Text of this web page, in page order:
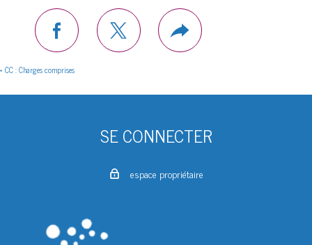
facebooktwitter Plus
de
* CC : Charges comprises
SE CONNECTER
espace propriétaire